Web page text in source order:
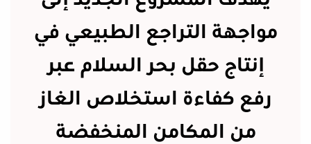
مواجهة التراجع الطبيعي في
إنتاج حقل بحر السلام عبر
رفع كفاءة استخلاص الغاز
من المكامن المنخفضة